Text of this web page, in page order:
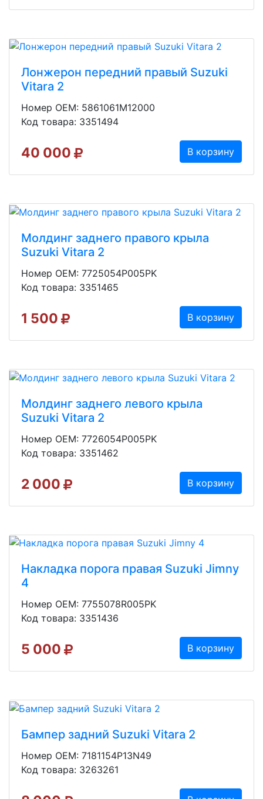
Лонжерон передний правый Suzuki
Vitara 2
Номер OEM: 5861061M12000
Код товара: 3351494
40 000 В корзину
Молдинг заднего правого крыла
Suzuki Vitara 2
Номер OEM: 7725054P005PK
Код товара: 3351465
1 500 В корзину
Молдинг заднего левого крыла
Suzuki Vitara 2
Номер OEM: 7726054P005PK
Код товара: 3351462
2 000 В корзину
Накладка порога правая Suzuki Jimny
4
Номер OEM: 7755078R005PK
Код товара: 3351436
5 000 В корзину
Бампер задний Suzuki Vitara 2
Номер OEM: 7181154P13N49
Код товара: 3263261